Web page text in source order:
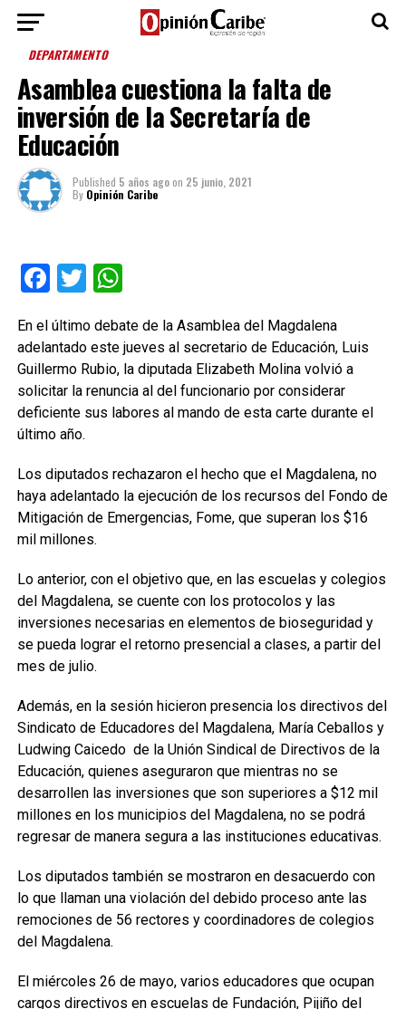
DEPARTAMENTO
Asamblea cuestiona la falta de
inversión de la Secretaría de
Educación
Published 5 años agoon 25 junio, 2021
By Opinión Caribe
Facebook
TwitterWhatsApp
En el último debate de la Asamblea del Magdalena
adelantado este jueves al secretario de Educación, Luis
Guillermo Rubio, la diputada Elizabeth Molina volvió a
solicitar la renuncia al del funcionario por considerar
deficiente sus labores al mando de esta carte durante el
último año.
Los diputados rechazaron el hecho que el Magdalena, no
haya adelantado la ejecución de los recursos del Fondo de
Mitigación de Emergencias, Fome, que superan los $16
mil millones.
Lo anterior, con el objetivo que, en las escuelas y colegios
del Magdalena, se cuente con los protocolos y las
inversiones necesarias en elementos de bioseguridad y
se pueda lograr el retorno presencial a clases, a partir del
mes de julio.
Además, en la sesión hicieron presencia los directivos del
Sindicato de Educadores del Magdalena, María Ceballos y
Ludwing Caicedo de la Unión Sindical de Directivos de la
Educación, quienes aseguraron que mientras no se
desarrollen las inversiones que son superiores a $12 mil
millones en los municipios del Magdalena, no se podrá
regresar de manera segura a las instituciones educativas.
Los diputados también se mostraron en desacuerdo con
lo que llaman una violación del debido proceso ante las
remociones de 56 rectores y coordinadores de colegios
del Magdalena.
El miércoles 26 de mayo, varios educadores que ocupan
cargos directivos en escuelas de Fundación, Pijiño del